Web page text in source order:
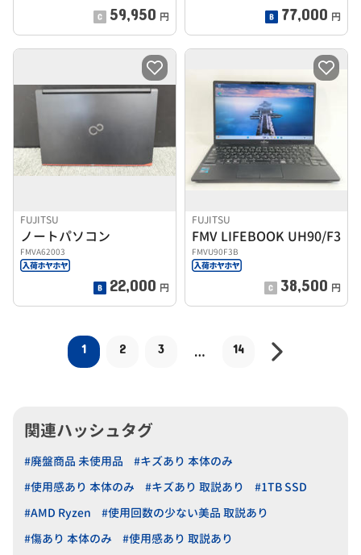
59,950 円 77,000 円
FUJITSU
ノートパソコン
FMVA62003
22,000 円
FUJITSU
FMV LIFEBOOK UH90/F3
FMVU90F3B
38,500 円
1 2 3 … 14
関連ハッシュタグ
#廃盤商品 未使用品
#キズあり 本体のみ
#使用感あり 本体のみ
#キズあり 取説あり
#1TB SSD
#AMD Ryzen
#使用回数の少ない美品 取説あり
#傷あり 本体のみ
#使用感あり 取説あり